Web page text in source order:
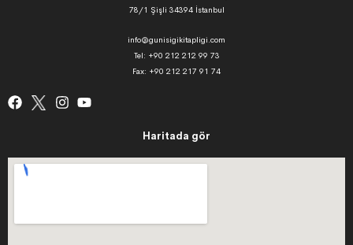
78/1 Şişli 34394 İstanbul
info@gunisigikitapligi.com
Tel: +90 212 212 99 73
Fax: +90 212 217 91 74
Haritada gör